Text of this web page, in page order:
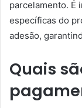
parcelamento. É
específicas do
adesão,
Quais